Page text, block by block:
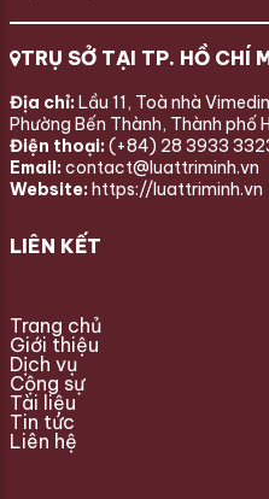
TRỤ SỞ TẠI TP. HỒ CHÍ
Địa chỉ: Lầu 11, Toà nhà
Phường Bến Thành, Thành phố
Điện thoại: (+84) 28 3933
Email: contact@luattriminh.vn
Website: https://luattriminh.vn
LIÊN KẾT
Trang chủ
Giới thiệu
Dịch vụ
Cộng sự
Tài liệu
Tin tức
Liên hệ